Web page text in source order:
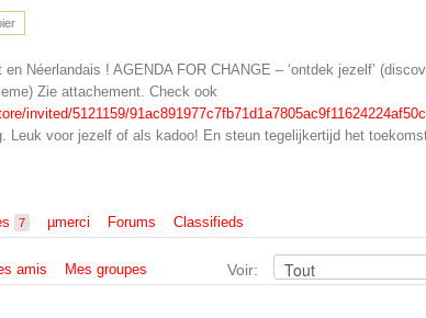
Néerlandais ! AGENDA FOR CHANGE – ‘ontdek jezelf’
Zie attachement. Check ook
invited/5121159/91ac891977c7fb71d1a7805ac9f11624224af50c
Leuk voor jezelf of als kadoo! En steun tegelijkertijd het
7 µmerci Forums Classifieds
amis Mes groupes Voir: